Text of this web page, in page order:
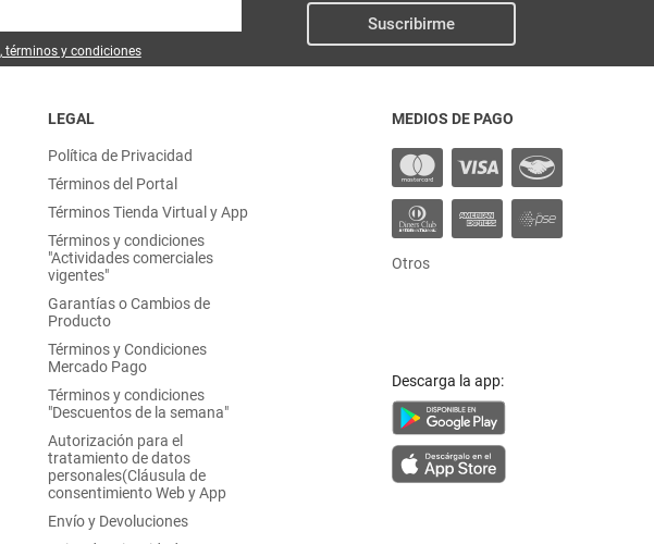
términos y condiciones
Suscribirme
LEGAL
Política de Privacidad
Términos del Portal
Términos Tienda Virtual y App
Términos y condiciones
"Actividades comerciales
vigentes"
Garantías o Cambios de
Producto
Términos y Condiciones
Mercado Pago
Términos y condiciones
"Descuentos de la semana"
Autorización para el
tratamiento de datos
personales(Cláusula de
consentimiento Web y App
Envío y Devoluciones
MEDIOS DE PAGO
Otros
Descarga la app: